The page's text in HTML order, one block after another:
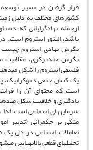
قرار گرفتن در مسیر
کشورهای مختلف به دلیل
ازجمله نهادگرایانی که
باشد، الینور استروم است.
نگرش نهادی استروم چیست
نگرش چندمرکزی، عقلانیت
فلسفی استروم را شکل
یک کنش جمعیِ دموکراتیک،
است که محتوای آن را
یادگیری و خلاقیت شکل
سرمایههای اجتماعی است. لذا
متکی بر حکمرانی (تدبیر
تحلیلهای قطعیِ بالابهپایین